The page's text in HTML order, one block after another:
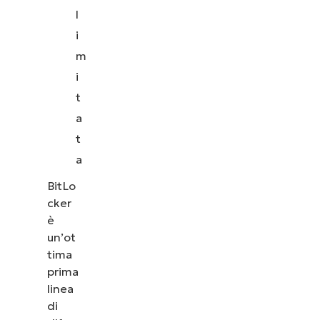
l
i
m
i
t
a
t
a
BitLo
cker
è
un’ot
tima
prima
linea
di